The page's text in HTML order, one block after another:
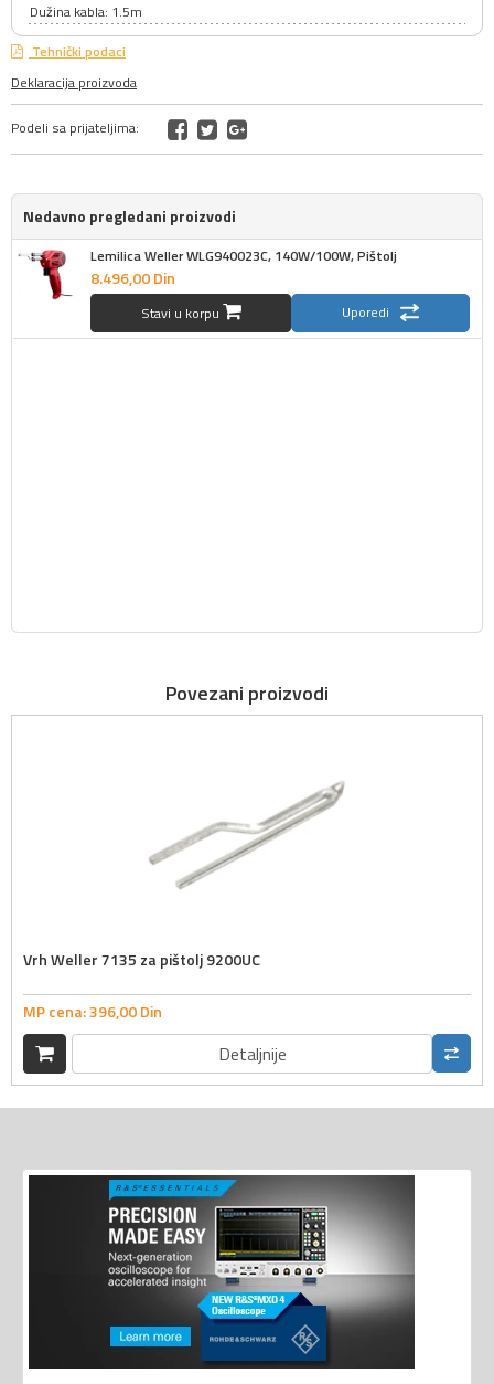
Dužina kabla: 1.5m
Tehnički podaci
Deklaracija proizvoda
Podeli sa prijateljima:
Nedavno pregledani proizvodi
Lemilica Weller WLG940023C, 140W/100W, Pištolj
8.496,00Din
Stavi u korpu Uporedi
Povezani proizvodi
Vrh Weller 7135 za pištolj 9200UC
MP cena:396,00Din
Detaljnije